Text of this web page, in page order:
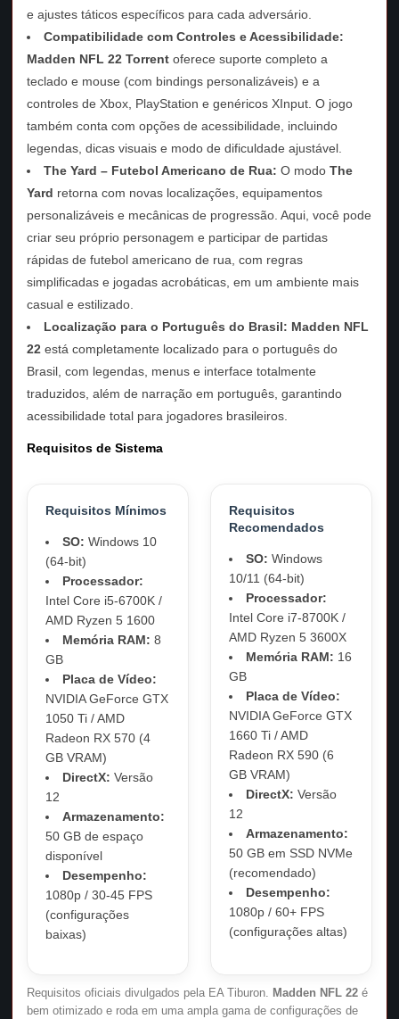
e ajustes táticos específicos para cada adversário.
Compatibilidade com Controles e Acessibilidade:
Madden NFL 22 Torrent oferece suporte completo a
teclado e mouse (com bindings personalizáveis) e a
controles de Xbox, PlayStation e genéricos XInput. O jogo
também conta com opções de acessibilidade, incluindo
legendas, dicas visuais e modo de dificuldade ajustável.
The Yard – Futebol Americano de Rua: O modoThe
Yard retorna com novas localizações, equipamentos
personalizáveis e mecânicas de progressão. Aqui, você pode
criar seu próprio personagem e participar de partidas
rápidas de futebol americano de rua, com regras
simplificadas e jogadas acrobáticas, em um ambiente mais
casual e estilizado.
Localização para o Português do Brasil: Madden NFL
22 está completamente localizado para o português do
Brasil, com legendas, menus e interface totalmente
traduzidos, além de narração em português, garantindo
acessibilidade total para jogadores brasileiros.
Requisitos de Sistema
Requisitos Mínimos
SO: Windows 10
(64-bit)
Processador:
Intel Core i5-6700K /
AMD Ryzen 5 1600
Memória RAM: 8
GB
Placa de Vídeo:
NVIDIA GeForce GTX
1050 Ti / AMD
Radeon RX 570 (4
GB VRAM)
DirectX: Versão
12
Armazenamento:
50 GB de espaço
disponível
Desempenho:
1080p / 30-45 FPS
(configurações
baixas)
Requisitos
Recomendados
SO: Windows
10/11 (64-bit)
Processador:
Intel Core i7-8700K /
AMD Ryzen 5 3600X
Memória RAM: 16
GB
Placa de Vídeo:
NVIDIA GeForce GTX
1660 Ti / AMD
Radeon RX 590 (6
GB VRAM)
DirectX: Versão
12
Armazenamento:
50 GB em SSD NVMe
(recomendado)
Desempenho:
1080p / 60+ FPS
(configurações altas)
Requisitos oficiais divulgados pela EA Tiburon. Madden NFL 22 é
bem otimizado e roda em uma ampla gama de configurações de